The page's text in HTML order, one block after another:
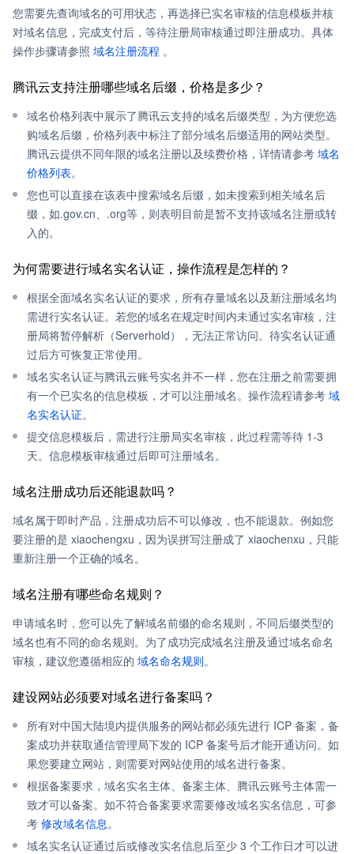
您需要先查询域名的可用状态，再选择已实名审核的信息模板并核
对域名信息，完成支付后，等待注册局审核通过即注册成功。具体
操作步骤请参照 域名注册流程 。
腾讯云支持注册哪些域名后缀，价格是多少？
域名价格列表中展示了腾讯云支持的域名后缀类型，为方便您选
购域名后缀，价格列表中标注了部分域名后缀适用的网站类型。
腾讯云提供不同年限的域名注册以及续费价格，详情请参考 域名
价格列表。
您也可以直接在该表中搜索域名后缀，如未搜索到相关域名后
缀，如.gov.cn、.org等，则表明目前是暂不支持该域名注册或转
入的。
为何需要进行域名实名认证，操作流程是怎样的？
根据全面域名实名认证的要求，所有存量域名以及新注册域名均
需进行实名认证。若您的域名在规定时间内未通过实名审核，注
册局将暂停解析（Serverhold），无法正常访问。待实名认证通
过后方可恢复正常使用。
域名实名认证与腾讯云账号实名并不一样，您在注册之前需要拥
有一个已实名的信息模板，才可以注册域名。操作流程请参考 域
名实名认证。
提交信息模板后，需进行注册局实名审核，此过程需等待 1-3
天。信息模板审核通过后即可注册域名。
域名注册成功后还能退款吗？
域名属于即时产品，注册成功后不可以修改，也不能退款。例如您
要注册的是 xiaochengxu，因为误拼写注册成了 xiaochenxu，只能
重新注册一个正确的域名。
域名注册有哪些命名规则？
申请域名时，您可以先了解域名前缀的命名规则，不同后缀类型的
域名也有不同的命名规则。为了成功完成域名注册及通过域名命名
审核，建议您遵循相应的 域名命名规则。
建设网站必须要对域名进行备案吗？
所有对中国大陆境内提供服务的网站都必须先进行 ICP 备案，备
案成功并获取通信管理局下发的 ICP 备案号后才能开通访问。如
果您要建立网站，则需要对网站使用的域名进行备案。
根据备案要求，域名实名主体、备案主体、腾讯云账号主体需一
致才可以备案。如不符合备案要求需要修改域名实名信息，可参
考 修改域名信息。
域名实名认证通过后或修改实名信息后至少 3 个工作日才可以进